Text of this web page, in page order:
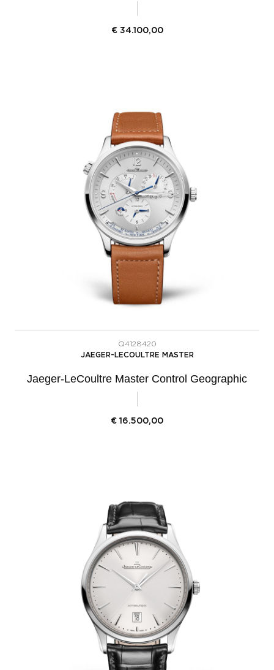
€ 34.100,00
Q4128420
JAEGER-LECOULTRE MASTER
Jaeger-LeCoultre Master Control Geographic
€ 16.500,00